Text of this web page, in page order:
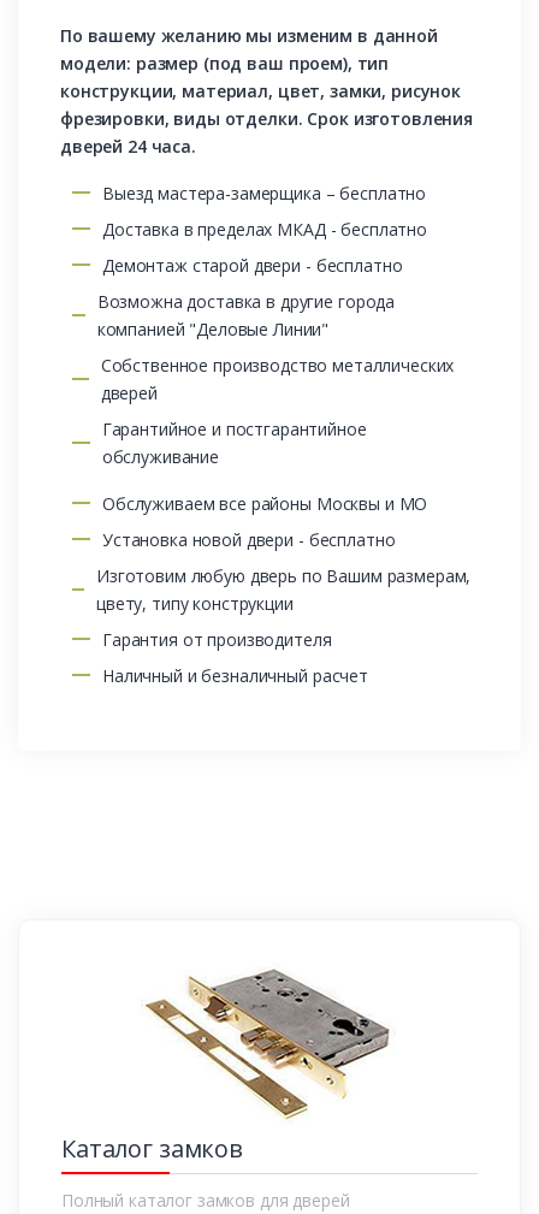
По вашему желанию мы изменим в данной
модели: размер (под ваш проем), тип
конструкции, материал, цвет, замки, рисунок
фрезировки, виды отделки. Срок изготовления
дверей 24 часа.
Выезд мастера-замерщика – бесплатно
Доставка в пределах МКАД - бесплатно
Демонтаж старой двери - бесплатно
Возможна доставка в другие города
компанией "Деловые Линии"
Собственное производство металлических
дверей
Гарантийное и постгарантийное
обслуживание
Обслуживаем все районы Москвы и МО
Установка новой двери - бесплатно
Изготовим любую дверь по Вашим размерам,
цвету, типу конструкции
Гарантия от производителя
Наличный и безналичный расчет
Каталог замков
Полный каталог замков для дверей